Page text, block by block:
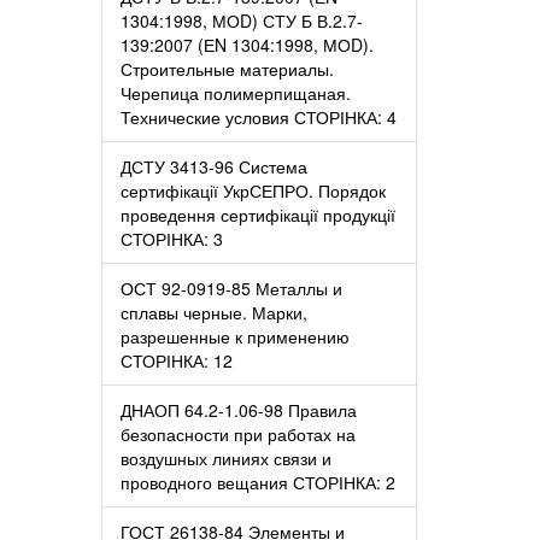
1304:1998, МОD) СТУ Б В.2.7-
139:2007 (ЕN 1304:1998, МОD).
Строительные материалы.
Черепица полимерпищаная.
Технические условия СТОРІНКА: 4
ДСТУ 3413-96 Система
сертифікації УкрСЕПРО. Порядок
проведення сертифікації продукції
СТОРІНКА: 3
ОСТ 92-0919-85 Металлы и
сплавы черные. Марки,
разрешенные к применению
СТОРІНКА: 12
ДНАОП 64.2-1.06-98 Правила
безопасности при работах на
воздушных линиях связи и
проводного вещания СТОРІНКА: 2
ГОСТ 26138-84 Элементы и